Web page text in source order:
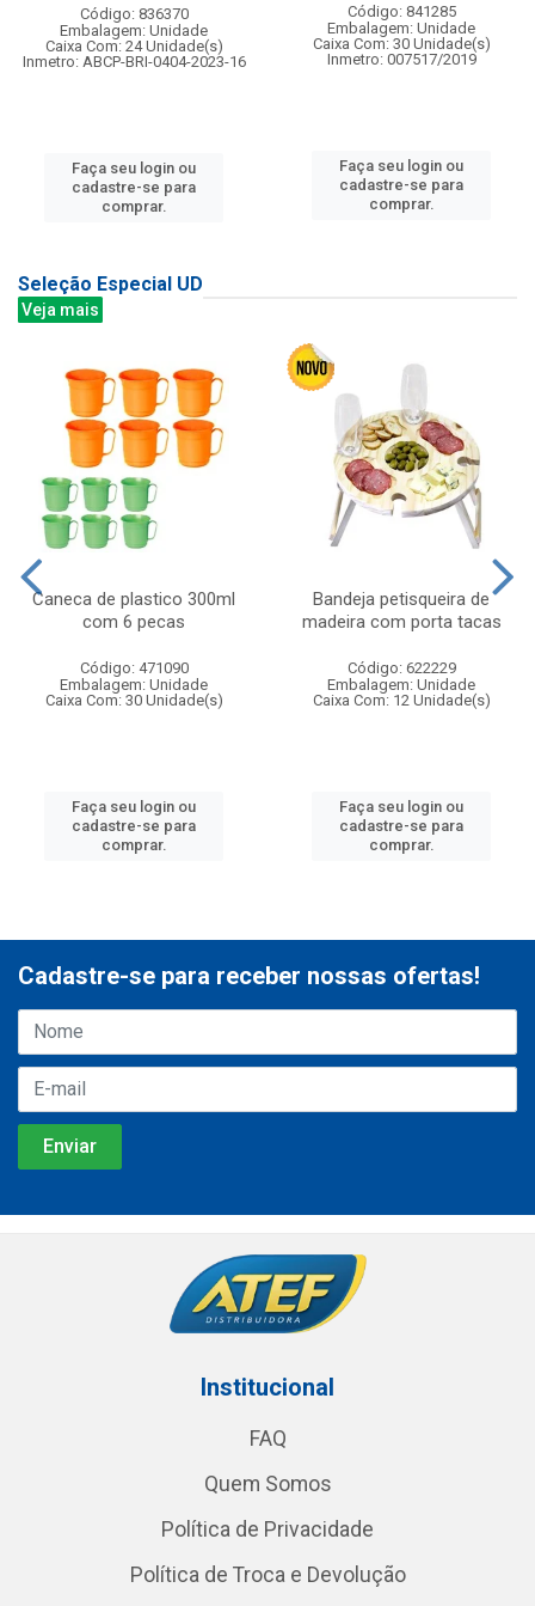
Código: 836370
Embalagem: Unidade
Caixa Com: 24 Unidade(s)
Inmetro: ABCP-BRI-0404-2023-16
Faça seu login ou
cadastre-se para
comprar.
Código: 841285
Embalagem: Unidade
Caixa Com: 30 Unidade(s)
Inmetro: 007517/2019
Faça seu login ou
cadastre-se para
comprar.
Seleção Especial UD
Veja mais
Caneca de plastico 300ml
com 6 pecas
Código: 471090
Embalagem: Unidade
Caixa Com: 30 Unidade(s)
Faça seu login ou
cadastre-se para
comprar.
Bandeja petisqueira de
madeira com porta tacas
Código: 622229
Embalagem: Unidade
Caixa Com: 12 Unidade(s)
Faça seu login ou
cadastre-se para
comprar.
Cadastre-se para receber nossas ofertas!
Institucional
FAQ
Quem Somos
Política de Privacidade
Política de Troca e Devolução